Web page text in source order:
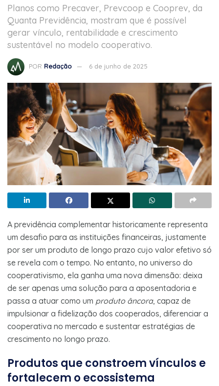
Planos como Precaver, Prevcoop e Cooprev, da
Quanta Previdência, mostram que é possível
gerar vínculo, rentabilidade e crescimento
sustentável no modelo cooperativo.
POR Redação 6 de junho de 2025
A previdência complementar historicamente representa
um desafio para as instituições financeiras, justamente
por ser um produto de longo prazo cujo valor efetivo só
se revela com o tempo. No entanto, no universo do
cooperativismo, ela ganha uma nova dimensão: deixa
de ser apenas uma solução para a aposentadoria e
passa a atuar como um produto âncora, capaz de
impulsionar a fidelização dos cooperados, diferenciar a
cooperativa no mercado e sustentar estratégias de
crescimento no longo prazo.
Produtos que constroem vínculos e
fortalecem o ecossistema